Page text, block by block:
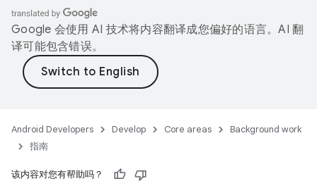
Google 会使用 AI 技术将内容翻译成您偏好的语言。AI 翻
译可能包含错误。
Android Developers Develop Core areas
Background work
指南
该内容对您有帮助吗？